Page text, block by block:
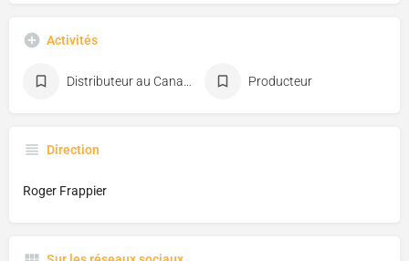
Activités
Distributeur au Canada Producteur
Direction
Roger Frappier